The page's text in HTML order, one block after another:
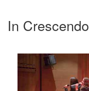
In Crescendo